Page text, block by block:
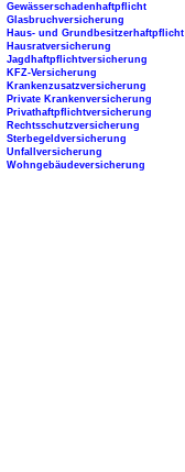
Gewässerschadenhaftpflicht
Glasbruchversicherung
Haus- und Grundbesitzerhaftpflicht
Hausratversicherung
Jagdhaftpflichtversicherung
KFZ-Versicherung
Krankenzusatzversicherung
Private Krankenversicherung
Privathaftpflichtversicherung
Rechtsschutzversicherung
Sterbegeldversicherung
Unfallversicherung
Wohngebäudeversicherung